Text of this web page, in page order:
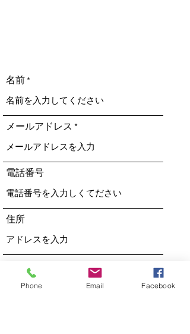
名前
メールアドレス
電話番号
住所
Phone Email Facebook